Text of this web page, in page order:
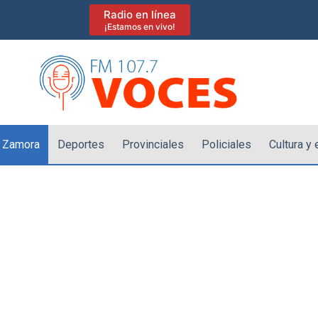
Radio en línea
¡Estamos en vivo!
Deportes Provinciales Policiales Cultura y